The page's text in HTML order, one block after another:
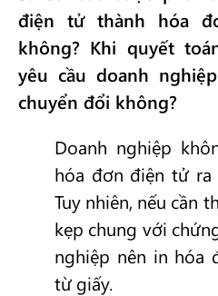
điện tử thành hóa
không? Khi quyết
yêu cầu doanh
chuyển đổi không?
Doanh nghiệp
hóa đơn điện tử
Tuy nhiên, nếu cần
kẹp chung với
nghiệp nên in hóa
từ giấy.